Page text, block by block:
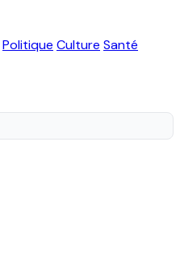
Politique Culture Santé